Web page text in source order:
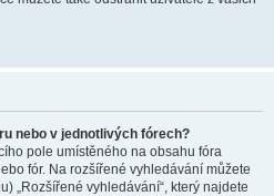
nebo v jednotlivých fórech?
pole umístěného na obsahu fóra
fór. Na rozšířené vyhledávání můžete
„Rozšířené vyhledávání“, který najdete